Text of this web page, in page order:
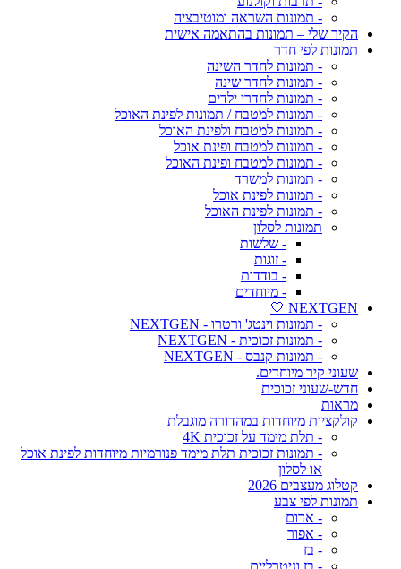
- תמונות השראה ומוטיבציה
הקיר שלי – תמונות בהתאמה אישית
תמונות לפי חדר
- תמונות לחדר השינה
- תמונות לחדר שינה
- תמונות לחדרי ילדים
- תמונות למטבח / תמונות לפינת האוכל
- תמונות למטבח ולפינת האוכל
- תמונות למטבח ופינת אוכל
- תמונות למטבח ופינת האוכל
- תמונות למשרד
- תמונות לפינת אוכל
- תמונות לפינת האוכל
תמונות לסלון
- שלשות
- זוגות
- בודדות
- מיוחדים
NEXTGEN 🤍
- תמונות וינטג' ורטרו - NEXTGEN
- תמונות זכוכית - NEXTGEN
- תמונות קנבס - NEXTGEN
שעוני קיר מיוחדים.
חדש-שעוני זכוכית
מראות
קולקציות מיוחדות במהדורה מוגבלת
- תלת מימד על זכוכית 4K
- תמונות זכוכית תלת מימד פנורמיות מיוחדות לפינת אוכל
או לסלון
קטלוג מעצבים 2026
תמונות לפי צבע
- אדום
- אפור
- בז
- בז וניטרליים